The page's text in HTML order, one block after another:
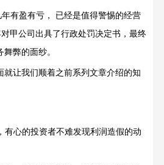
有盈有亏，
已经是值得警惕的经营
甲公司出具了行政处罚决定书，最终
舞弊的面纱。
就让我们顺着之前系列文章介绍的知
，有心的投资者不难发现利润造假的动